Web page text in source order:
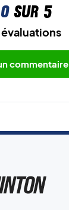
0sur 5
commentaire